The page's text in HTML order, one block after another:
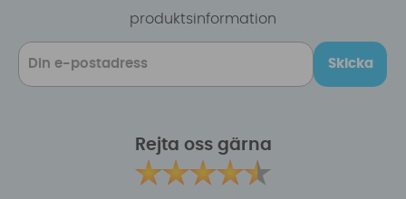
produktsinformation
Skicka
Rejta oss gärna